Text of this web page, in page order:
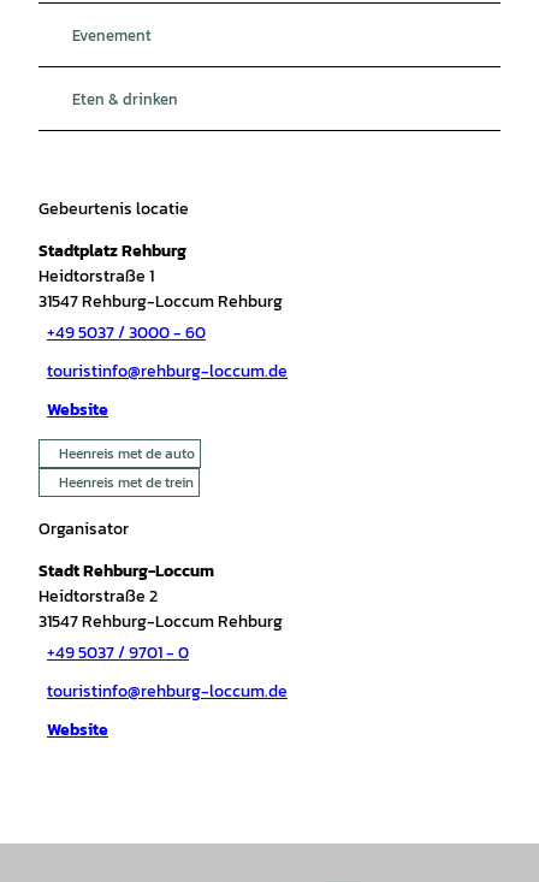
Evenement
Eten & drinken
Gebeurtenis locatie
Stadtplatz Rehburg
Heidtorstraße 1
31547Rehburg-Loccum Rehburg
+49 5037 / 3000 - 60
touristinfo@rehburg-loccum.de
Website
Heenreis met de auto
Heenreis met de trein
Organisator
Stadt Rehburg-Loccum
Heidtorstraße 2
31547Rehburg-Loccum Rehburg
+49 5037 / 9701 - 0
touristinfo@rehburg-loccum.de
Website